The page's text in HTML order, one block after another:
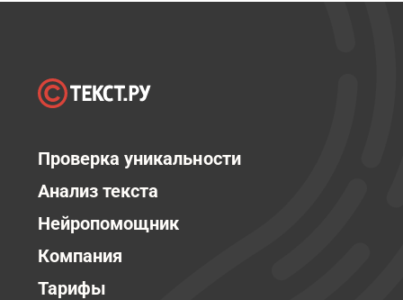
Проверка уникальности
Анализ текста
Нейропомощник
Компания
Тарифы